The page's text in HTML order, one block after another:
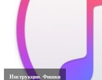
Инструкции,Фишки